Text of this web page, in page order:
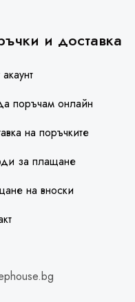
и доставка
поръчам онлайн
на поръчките
за плащане
на вноски